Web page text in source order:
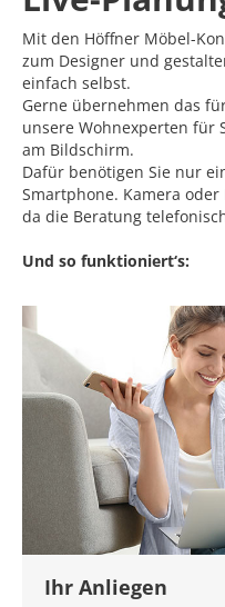
Mit den Höffner Möbel-
zum Designer und
einfach selbst.
Gerne übernehmen das
unsere Wohnexperten für
am Bildschirm.
Dafür benötigen Sie nur
Smartphone. Kamera
da die Beratung
Und so funktioniert‘s:
Ihr Anliegen